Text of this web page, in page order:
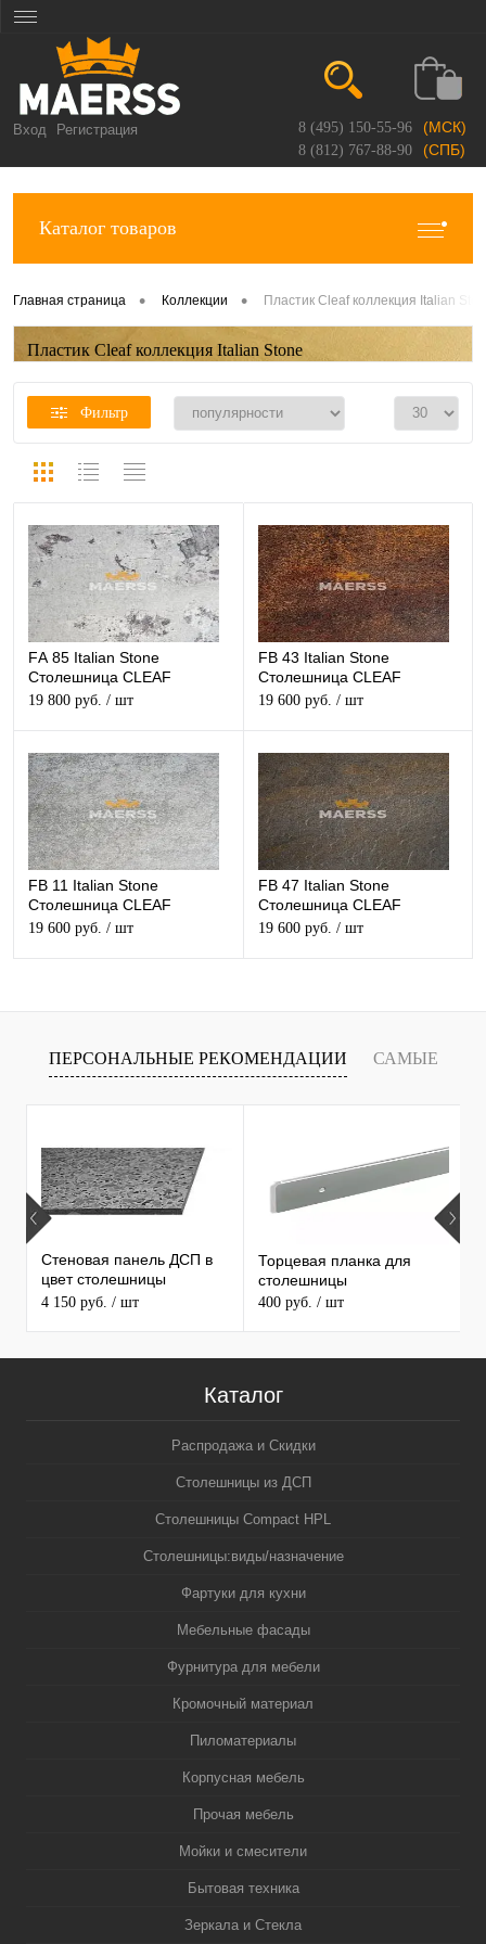
Вход Регистрация 8 (495) 150-55-96 (МСК)
8 (812) 767-88-90 (СПБ)
Каталог товаров
Главная страница • Коллекции • Пластик Cleaf коллекция Italian
Пластик Cleaf коллекция Italian Stone
Фильтр
FА 85 Italian Stone
Столешница CLEAF
структурная
19 800 руб. / шт
FB 43 Italian Stone
Столешница CLEAF
структурная
19 600 руб. / шт
FB 11 Italian Stone
Столешница CLEAF
структурная
19 600 руб. / шт
FB 47 Italian Stone
Столешница CLEAF
структурная
19 600 руб. / шт
ПЕРСОНАЛЬНЫЕ РЕКОМЕНДАЦИИ САМЫЕ
ПРОДАВАЕМЫЕ ТОВАРЫ
Стеновая панель ДСП в
цвет столешницы
MAERSS
4 150 руб. / шт
Торцевая планка для
столешницы
400 руб. / шт
Каталог
Распродажа и Скидки
Столешницы из ДСП
Столешницы Compact HPL
Столешницы:виды/назначение
Фартуки для кухни
Мебельные фасады
Фурнитура для мебели
Кромочный материал
Пиломатериалы
Корпусная мебель
Прочая мебель
Мойки и смесители
Бытовая техника
Зеркала и Стекла